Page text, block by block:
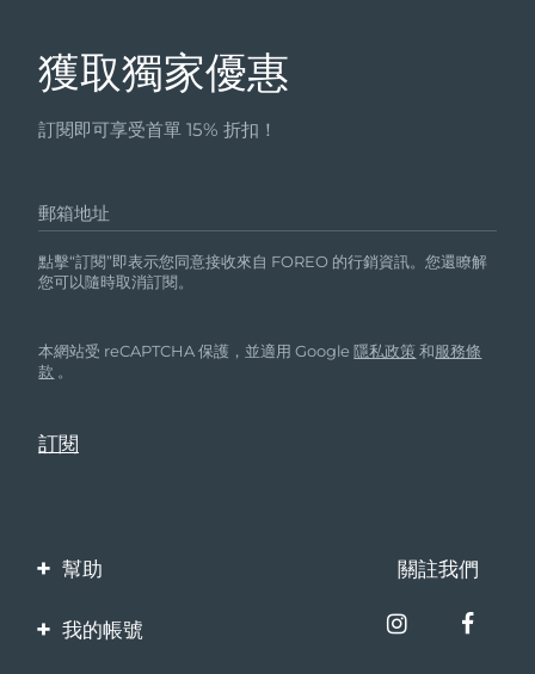
獲取獨家優惠
訂閱即可享受首單 15% 折扣！
郵箱地址
點擊“訂閱”即表示您同意接收來自 FOREO 的行銷資訊。您還瞭解
您可以隨時取消訂閱。
本網站受 reCAPTCHA 保護，並適用 Google隱私政策 和服務條
款 。
幫助
聯繫我們
關註我們
我的帳號